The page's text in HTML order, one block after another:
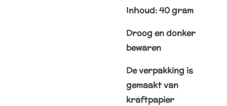
Inhoud: 40 gram
Droog en donker
bewaren
De verpakking is
gemaakt van
kraftpapier